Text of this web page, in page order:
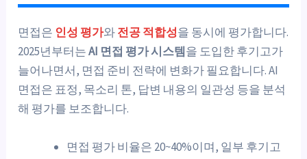
면접은 인성 평가와전공 적합성을 동시에 평가합니다.
2025년부터는AI 면접 평가 시스템을 도입한 후기고가
늘어나면서, 면접 준비 전략에 변화가 필요합니다. AI
면접은 표정, 목소리 톤, 답변 내용의 일관성 등을 분석
해 평가를 보조합니다.
면접 평가 비율은 20~40%이며, 일부 후기고